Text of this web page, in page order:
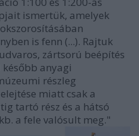
ismertük, amelyek
is fenn (...). Rajtuk
zártsorú beépítés
anyagi
részleg
miatt csak a
tartó rész és a hátsó
a fele valósult meg."